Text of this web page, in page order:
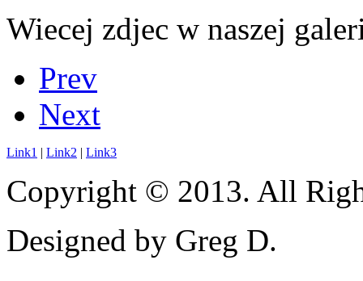
Wiecej zdjec w naszej
Prev
Next
Link1 | Link2 | Link3
Copyright © 2013. All
Designed by Greg D.